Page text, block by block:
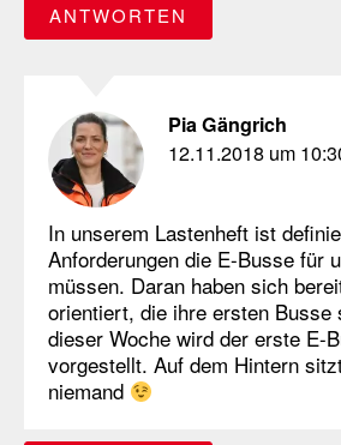
ANTWORTEN
Pia Gängrich
12.11.2018 um
In unserem Lastenheft ist
Anforderungen die E-Busse für
müssen. Daran haben sich
orientiert, die ihre ersten Busse
dieser Woche wird der erste E-
vorgestellt. Auf dem Hintern
niemand